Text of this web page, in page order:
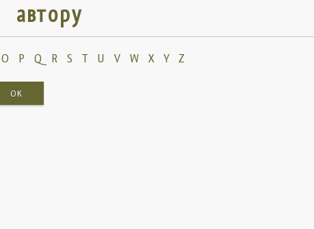
автору
O P Q R S T U V W X Y Z
OK